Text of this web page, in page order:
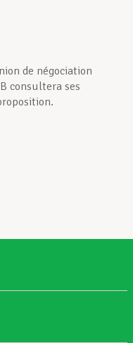
de négociation
consultera ses